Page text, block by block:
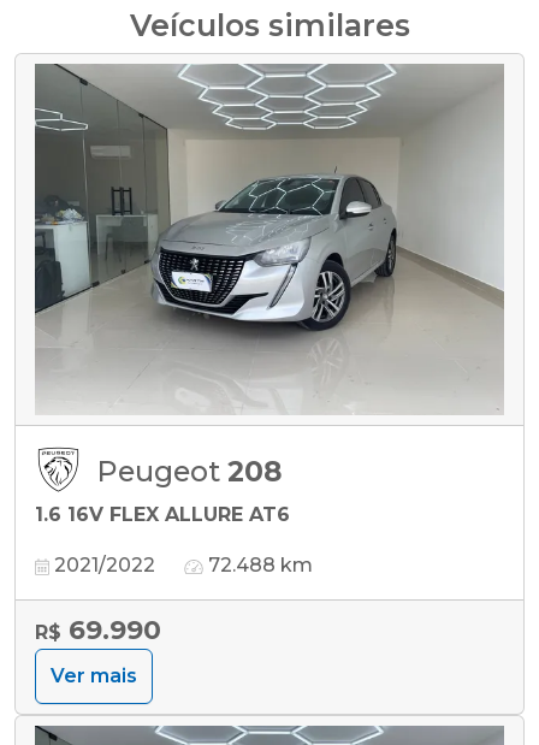
Veículos similares
Peugeot 208
1.6 16V FLEX ALLURE AT6
2021/2022 72.488 km
R$ 69.990
Ver mais